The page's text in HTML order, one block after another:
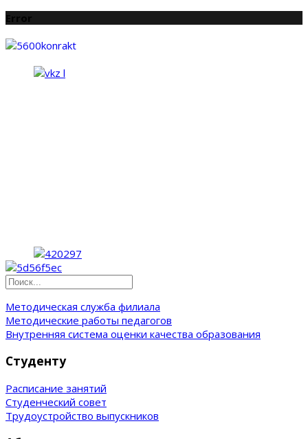
Error
Методическая служба филиала
Методические работы педагогов
Внутренняя система оценки качества образования
Студенту
Расписание занятий
Студенческий совет
Трудоустройство выпускников